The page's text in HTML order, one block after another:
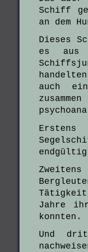
Schiff
an dem
Dieses
es
auch
Jahre
konnten.
Und